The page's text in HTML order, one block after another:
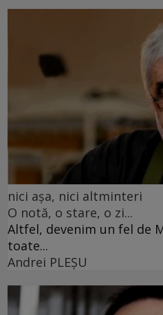
nici așa, nici altminteri
O notă, o stare, o zi...
Altfel, devenim un fel de
toate...
Andrei PLEŞU